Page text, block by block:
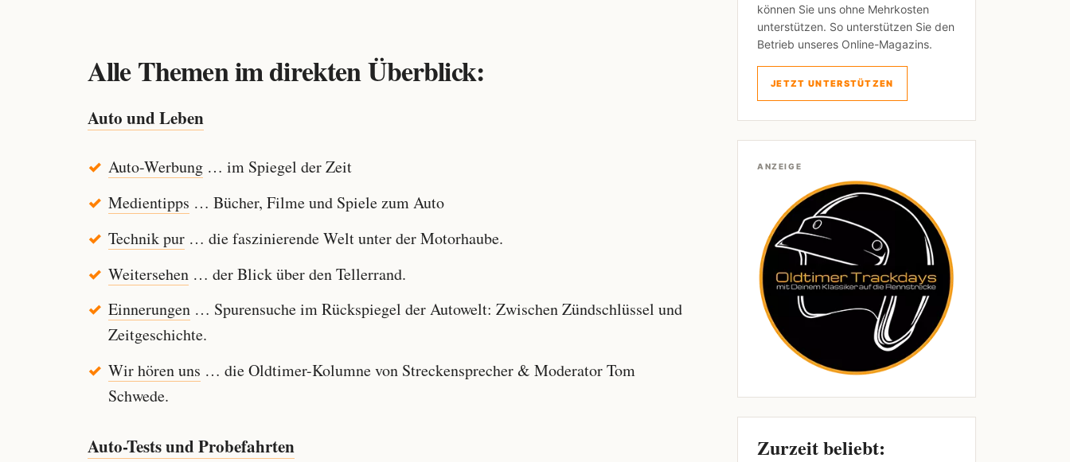
Alle Themen im direkten Überblick:
Auto und Leben
Auto-Werbung… im Spiegel der Zeit
Medientipps … Bücher, Filme und Spiele zum Auto
Technik pur… die faszinierende Welt unter der Motorhaube.
Weitersehen… der Blick über den Tellerrand.
Einnerungen… Spurensuche im Rückspiegel der Autowelt: Zwischen Zündschlüssel und
Zeitgeschichte.
Wir hören uns … die Oldtimer-Kolumne von Streckensprecher & Moderator Tom
Schwede.
Auto-Tests und Probefahrten
können Sie uns ohne Mehrkosten
unterstützen. So unterstützen Sie den
Betrieb unseres Online-Magazins.
JETZT UNTERSTÜTZEN
ANZEIGE
Zurzeit beliebt: